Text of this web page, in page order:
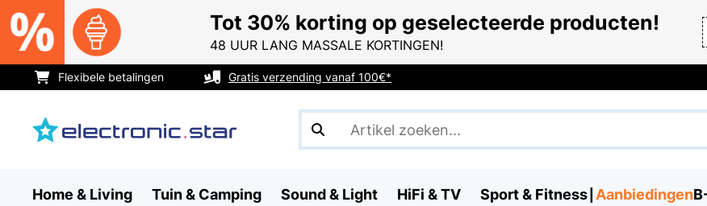
Tot 30% korting op geselecteerde producten!
48 UUR LANG MASSALE KORTINGEN!
Flexibele betalingen Gratis verzending vanaf 100€*
Home & Living Tuin & Camping Sound & Light HiFi & TV Sport & Fitness Aanbiedingen